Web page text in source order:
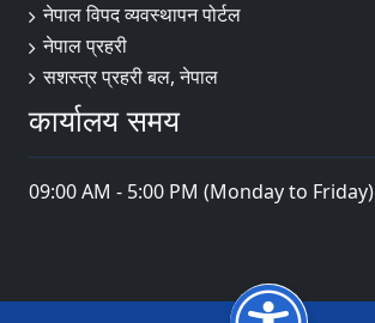
नेपाल विपद व्यवस्थापन पोर्टल
नेपाल प्रहरी
सशस्त्र प्रहरी बल, नेपाल
कार्यालय समय
09:00 AM - 5:00 PM (Monday to Friday)